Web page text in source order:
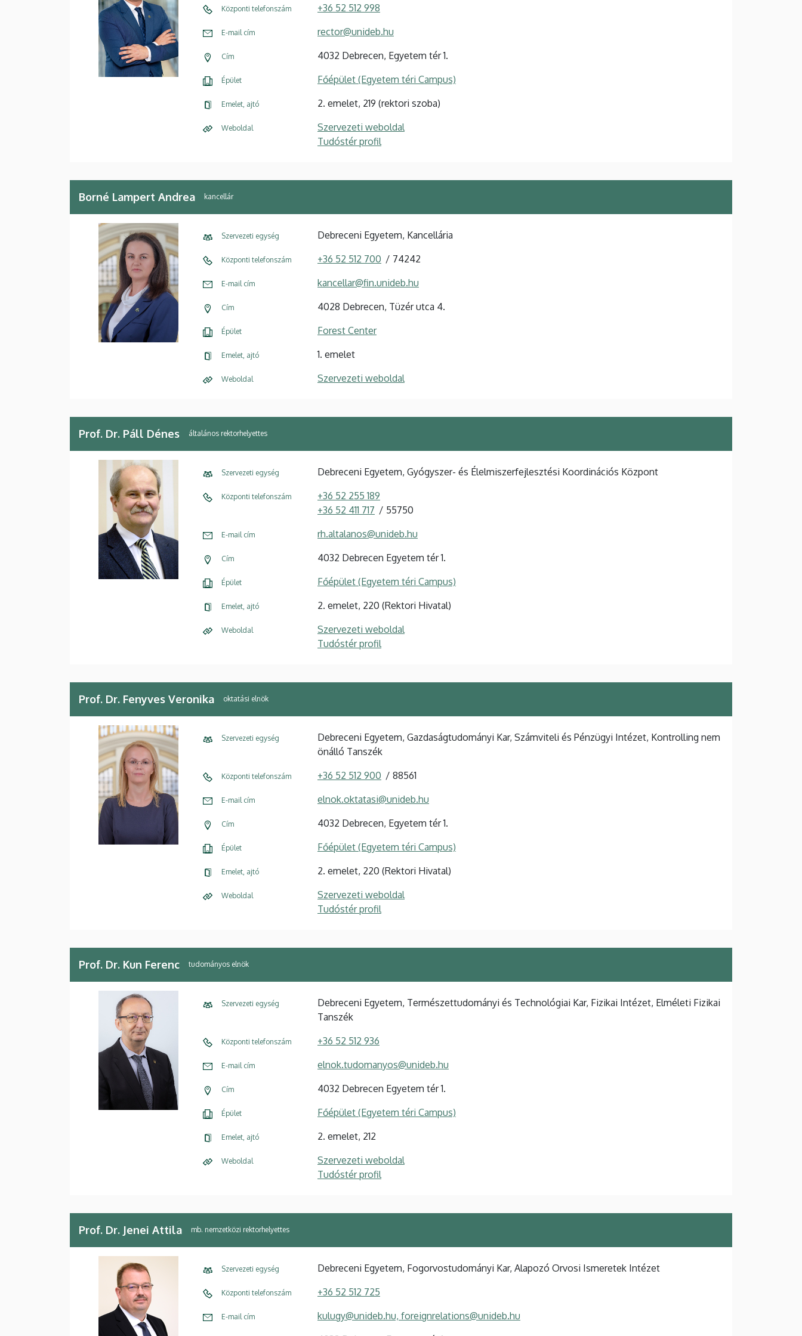
Központi telefonszám +36 52 512 998
E-mail cím rector@unideb.hu
Cím 4032 Debrecen, Egyetem tér 1.
Épület Főépület (Egyetem téri Campus)
Emelet, ajtó 2. emelet, 219 (rektori szoba)
Weboldal
Szervezeti weboldal
Tudóstér profil
Borné Lampert Andrea kancellár
Szervezeti egység Debreceni Egyetem, Kancellária
Központi telefonszám +36 52 512 700 74242
E-mail cím kancellar@fin.unideb.hu
Cím 4028 Debrecen, Tüzér utca 4.
Épület Forest Center
Emelet, ajtó 1. emelet
Weboldal Szervezeti weboldal
Prof. Dr. Páll Dénes általános rektorhelyettes
Szervezeti egység Debreceni Egyetem, Gyógyszer- és Élelmiszerfejlesztési Koordinációs Központ
Központi telefonszám
+36 52 255 189
+36 52 411 717
55750
E-mail cím rh.altalanos@unideb.hu
Cím 4032 Debrecen Egyetem tér 1.
Épület Főépület (Egyetem téri Campus)
Emelet, ajtó 2. emelet, 220 (Rektori Hivatal)
Weboldal
Szervezeti weboldal
Tudóstér profil
Prof. Dr. Fenyves Veronika oktatási elnök
Szervezeti egység
Debreceni Egyetem, Gazdaságtudományi Kar, Számviteli és Pénzügyi Intézet, Kontrolling nem
önálló Tanszék
Központi telefonszám +36 52 512 900 88561
E-mail cím elnok.oktatasi@unideb.hu
Cím 4032 Debrecen, Egyetem tér 1.
Épület Főépület (Egyetem téri Campus)
Emelet, ajtó 2. emelet, 220 (Rektori Hivatal)
Weboldal
Szervezeti weboldal
Tudóstér profil
Prof. Dr. Kun Ferenc tudományos elnök
Szervezeti egység
Debreceni Egyetem, Természettudományi és Technológiai Kar, Fizikai Intézet, Elméleti Fizikai
Tanszék
Központi telefonszám +36 52 512 936
E-mail cím elnok.tudomanyos@unideb.hu
Cím 4032 Debrecen Egyetem tér 1.
Épület Főépület (Egyetem téri Campus)
Emelet, ajtó 2. emelet, 212
Weboldal
Szervezeti weboldal
Tudóstér profil
Prof. Dr. Jenei Attila mb. nemzetközi rektorhelyettes
Szervezeti egység Debreceni Egyetem, Fogorvostudományi Kar, Alapozó Orvosi Ismeretek Intézet
Központi telefonszám +36 52 512 725
E-mail cím kulugy@unideb.hu, foreignrelations@unideb.hu